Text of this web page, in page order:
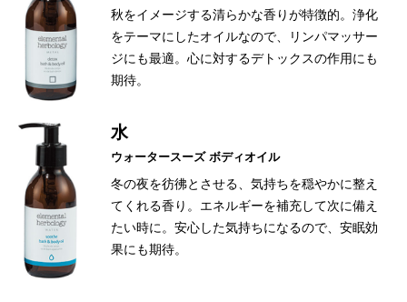
秋をイメージする清らかな香りが特徴的。浄化
をテーマにしたオイルなので、リンパマッサー
ジにも最適。心に対するデトックスの作用にも
期待。
水
ウォータースーズ ボディオイル
冬の夜を彷彿とさせる、気持ちを穏やかに整え
てくれる香り。エネルギーを補充して次に備え
たい時に。安心した気持ちになるので、安眠効
果にも期待。